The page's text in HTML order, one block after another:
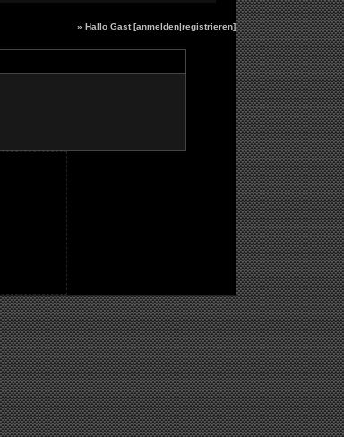
» Hallo Gast [anmelden|registrieren]